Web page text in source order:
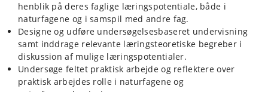
henblik på deres faglige læringspotentiale, både i
naturfagene og i samspil med andre fag.
Designe og udføre undersøgelsesbaseret undervisning
samt inddrage relevante læringsteoretiske begreber i
diskussion af mulige læringspotentialer.
Undersøge feltet praktisk arbejde og reflektere over
praktisk arbejdes rolle i naturfagene og